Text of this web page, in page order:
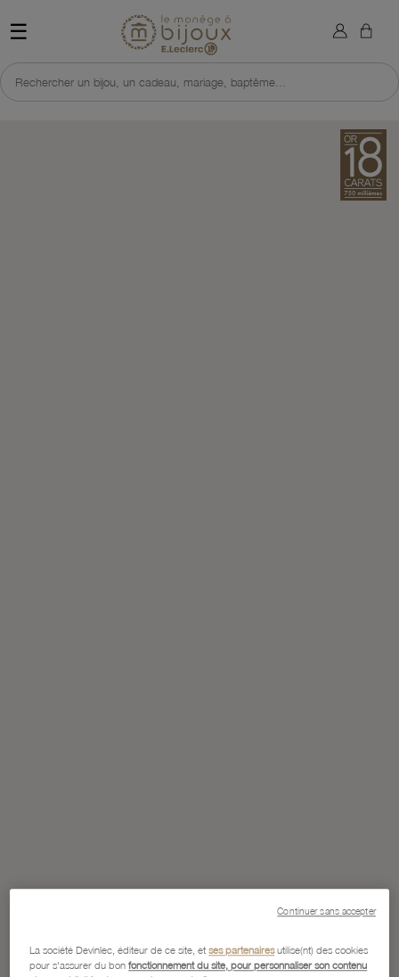
☰ Retour à l'accueil du site
Rechercher un bijou, un cadeau, mariage, baptême...
×
La société Devinlec, éditeur de ce site, etses partenairesutilise(nt) des cookies
pour s'assurer du bonfonctionnement du site, pour personnaliser son contenu
Continuer sans accepter